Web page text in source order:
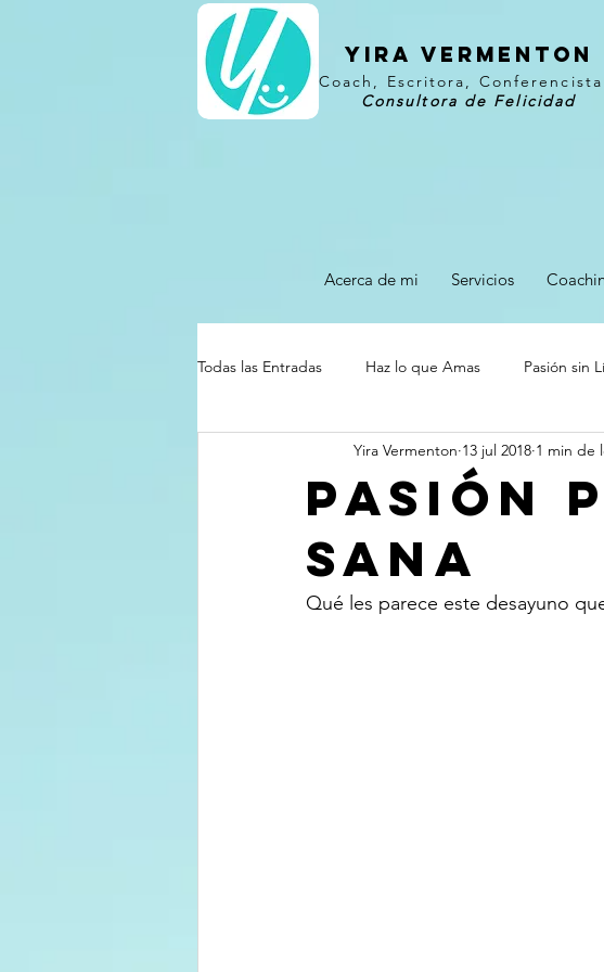
YIRA VERMENTON
Coach, Escritora, Conferencista
Consultora de Felicidad
Acerca de mi Servicios
Todas las Entradas Haz lo que Amas Pasión sin
Pasión
Sana
Yira Vermenton 13 jul 2018 1 min de
Qué les parece este desayuno